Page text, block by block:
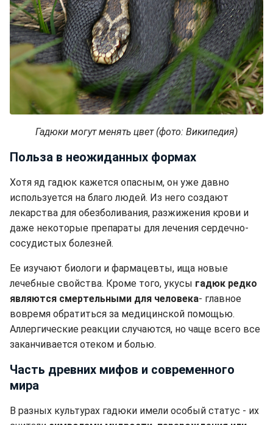
Гадюки могут менять цвет (фото: Википедия)
Польза в неожиданных формах
Хотя яд гадюк кажется опасным, он уже давно
используется на благо людей. Из него создают
лекарства для обезболивания, разжижения крови и
даже некоторые препараты для лечения сердечно-
сосудистых болезней.
Ее изучают биологи и фармацевты, ища новые
лечебные свойства. Кроме того, укусы гадюк редко
являются смертельными для человека- главное
вовремя обратиться за медицинской помощью.
Аллергические реакции случаются, но чаще всего все
заканчивается отеком и болью.
Часть древних мифов и современного
мира
В разных культурах гадюки имели особый статус - их